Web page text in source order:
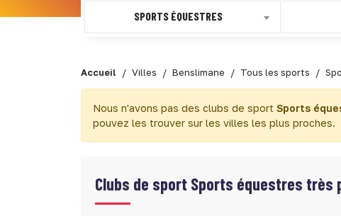
SPORTS ÉQUESTRES
Accueil Villes Benslimane Tous les sports
Nous n'avons pas des clubs de sport Sports
pouvez les trouver sur les villes les plus proches.
Clubs de sport Sports équestres très